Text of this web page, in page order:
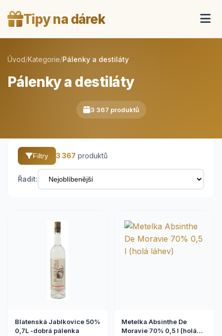
Tipy na dárek
Úvod/Kategorie/Pálenky a destiláty
Pálenky a destiláty
3 367 produktů
Filtry 3 367 produktů
Řadit:
Blatenská Jablkovice 50%
0,7L -dobrá pálenka
Metelka Absinthe De
Moravie 70% 0,5 l (holá